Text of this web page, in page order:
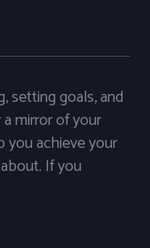
setting goals, and
mirror of your
you achieve your
If you